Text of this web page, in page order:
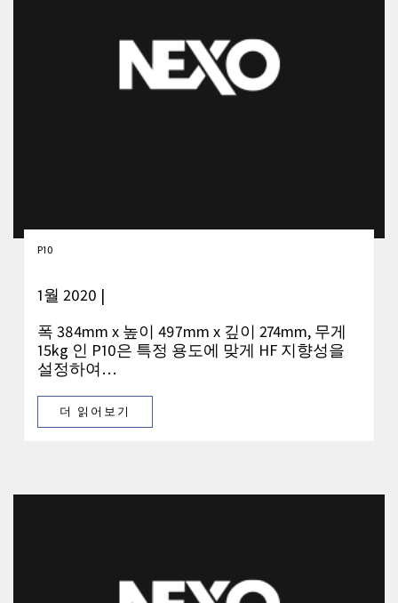
P10
1월 2020 |
폭 384mm x 높이 497mm x 깊이 274mm, 무게
15kg 인 P10은 특정 용도에 맞게 HF 지향성을
설정하여…
더 읽어보기